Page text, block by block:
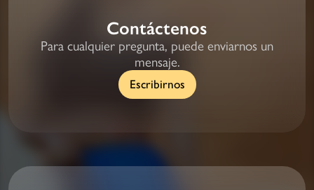
Contáctenos
Para cualquier pregunta, puede enviarnos un
mensaje.
Escribirnos